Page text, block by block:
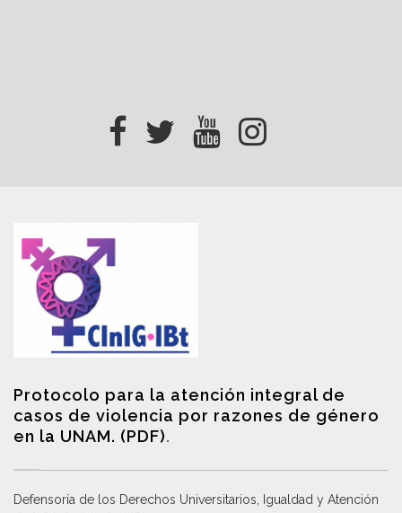
Protocolo para la atención integral de
casos de violencia por razones de género
en la UNAM. (PDF).
Defensoría de los Derechos Universitarios, Igualdad y Atención